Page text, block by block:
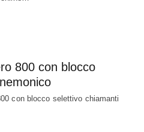
800 con blocco
con blocco selettivo chiamanti